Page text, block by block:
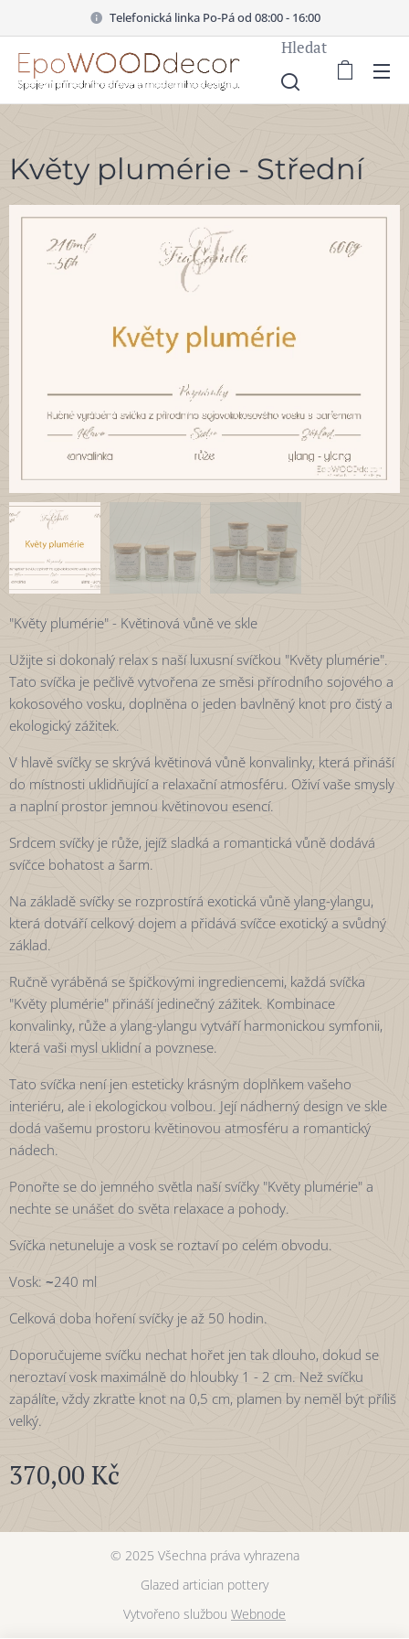
Telefonická linka Po-Pá od 08:00 - 16:00
Hledat
Květy plumérie - Střední
"Květy plumérie" - Květinová vůně ve skle
Užijte si dokonalý relax s naší luxusní svíčkou "Květy plumérie".
Tato svíčka je pečlivě vytvořena ze směsi přírodního sojového a
kokosového vosku, doplněna o jeden bavlněný knot pro čistý a
ekologický zážitek.
V hlavě svíčky se skrývá květinová vůně konvalinky, která přináší
do místnosti uklidňující a relaxační atmosféru. Oživí vaše smysly
a naplní prostor jemnou květinovou esencí.
Srdcem svíčky je růže, jejíž sladká a romantická vůně dodává
svíčce bohatost a šarm.
Na základě svíčky se rozprostírá exotická vůně ylang-ylangu,
která dotváří celkový dojem a přidává svíčce exotický a svůdný
základ.
Ručně vyráběná se špičkovými ingrediencemi, každá svíčka
"Květy plumérie" přináší jedinečný zážitek. Kombinace
konvalinky, růže a ylang-ylangu vytváří harmonickou symfonii,
která vaši mysl uklidní a povznese.
Tato svíčka není jen esteticky krásným doplňkem vašeho
interiéru, ale i ekologickou volbou. Její nádherný design ve skle
dodá vašemu prostoru květinovou atmosféru a romantický
nádech.
Ponořte se do jemného světla naší svíčky "Květy plumérie" a
nechte se unášet do světa relaxace a pohody.
Svíčka netuneluje a vosk se roztaví po celém obvodu.
Vosk: ~240 ml
Celková doba hoření svíčky je až 50 hodin.
Doporučujeme svíčku nechat hořet jen tak dlouho, dokud se
neroztaví vosk maximálně do hloubky 1 - 2 cm. Než svíčku
zapálíte, vždy zkraťte knot na 0,5 cm, plamen by neměl být příliš
velký.
370,00 Kč
© 2025 Všechna práva vyhrazena
Glazed artician pottery
Vytvořeno službou Webnode